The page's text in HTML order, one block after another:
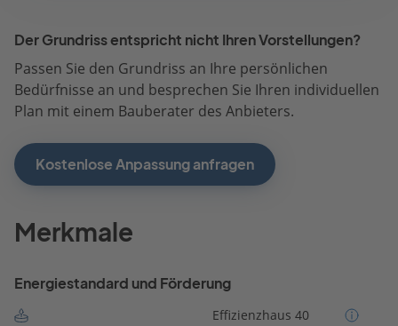
Der Grundriss entspricht nicht Ihren Vorstellungen?
Passen Sie den Grundriss an Ihre persönlichen
Bedürfnisse an und besprechen Sie Ihren individuellen
Plan mit einem Bauberater des Anbieters.
Kostenlose Anpassung anfragen
Merkmale
Energiestandard und Förderung
Effizienzhaus 40